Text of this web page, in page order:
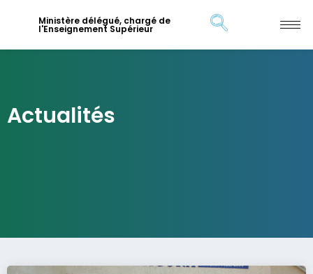
Ministère délégué, chargé de
l'Enseignement Supérieur
Actualités